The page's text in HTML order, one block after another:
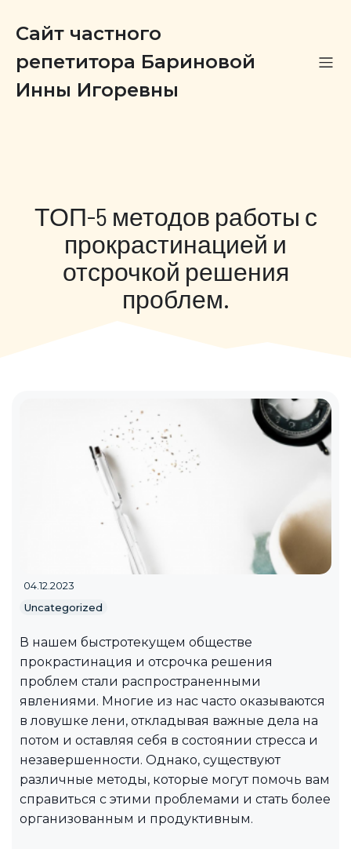
Сайт частного
репетитора Бариновой
Инны Игоревны
ТОП-5 методов работы с
прокрастинацией и
отсрочкой решения
проблем.
04.12.2023
Uncategorized
В нашем быстротекущем обществе
прокрастинация и отсрочка решения
проблем стали распространенными
явлениями. Многие из нас часто оказываются
в ловушке лени, откладывая важные дела на
потом и оставляя себя в состоянии стресса и
незавершенности. Однако, существуют
различные методы, которые могут помочь вам
справиться с этими проблемами и стать более
организованным и продуктивным.